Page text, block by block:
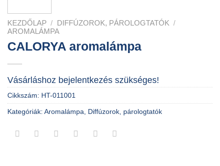
KEZDŐLAP / DIFFÚZOROK, PÁROLOGTATÓK /
AROMALÁMPA
CALORYA aromalámpa
Vásárláshoz bejelentkezés szükséges!
Cikkszám: HT-011001
Kategóriák: Aromalámpa, Diffúzorok, párologtatók